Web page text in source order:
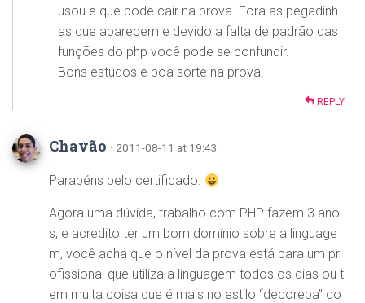
usou e que pode cair na prova. Fora as pegadinh
as que aparecem e devido a falta de padrão das
funções do php você pode se confundir.
Bons estudos e boa sorte na prova!
REPLY
Chavão · 2011-08-11 at 19:43
Parabéns pelo certificado.
Agora uma dúvida, trabalho com PHP fazem 3 ano
s, e acredito ter um bom domínio sobre a linguage
m, você acha que o nível da prova está para um pr
ofissional que utiliza a linguagem todos os dias ou t
em muita coisa que é mais no estilo “decoreba” do